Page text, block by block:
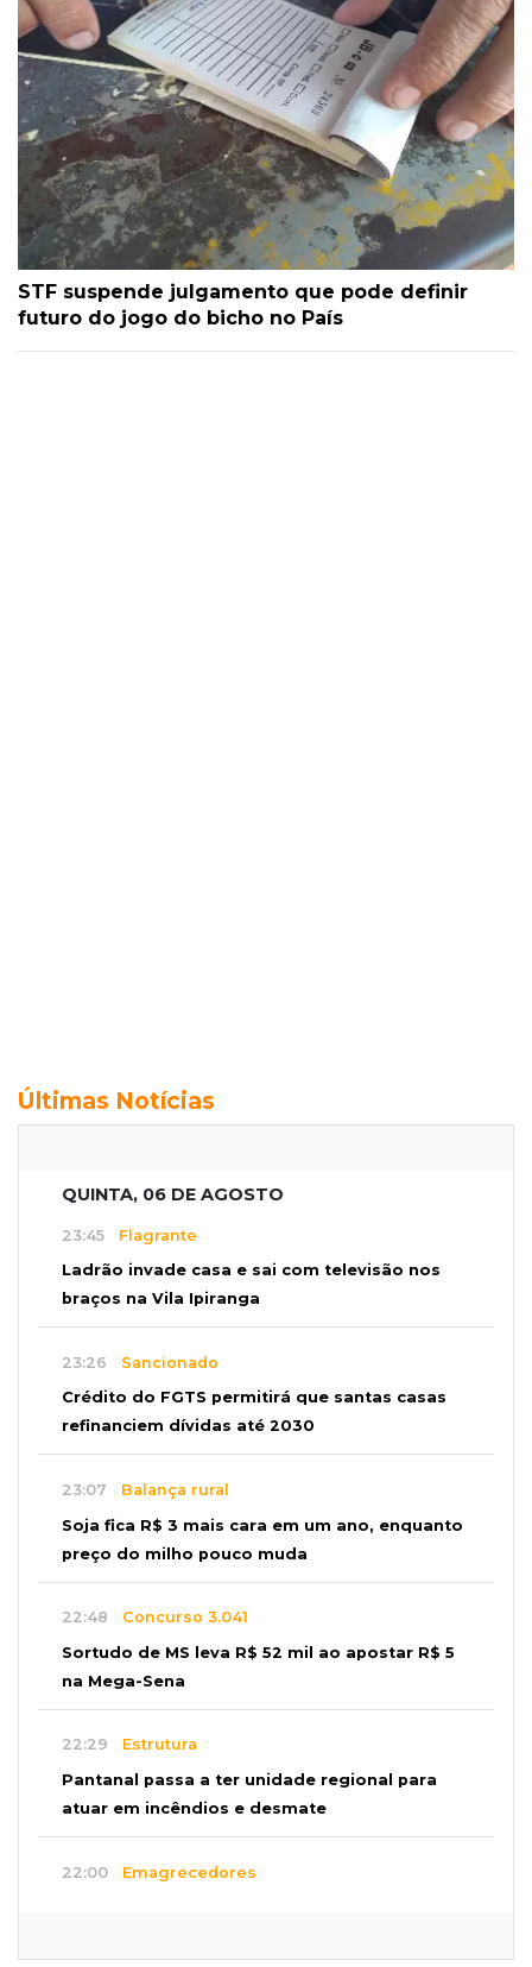
STF suspende julgamento que pode definir
futuro do jogo do bicho no País
Últimas Notícias
QUINTA, 06 DE AGOSTO
23:45 Flagrante
Ladrão invade casa e sai com televisão nos
braços na Vila Ipiranga
23:26 Sancionado
Crédito do FGTS permitirá que santas casas
refinanciem dívidas até 2030
23:07 Balança rural
Soja fica R$ 3 mais cara em um ano, enquanto
preço do milho pouco muda
22:48 Concurso 3.041
Sortudo de MS leva R$ 52 mil ao apostar R$ 5
na Mega-Sena
22:29 Estrutura
Pantanal passa a ter unidade regional para
atuar em incêndios e desmate
22:00 Emagrecedores